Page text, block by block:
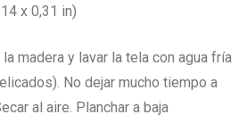
x 0,31 in)
madera y lavar la tela con agua fría
No dejar mucho tiempo a
al aire. Planchar a baja